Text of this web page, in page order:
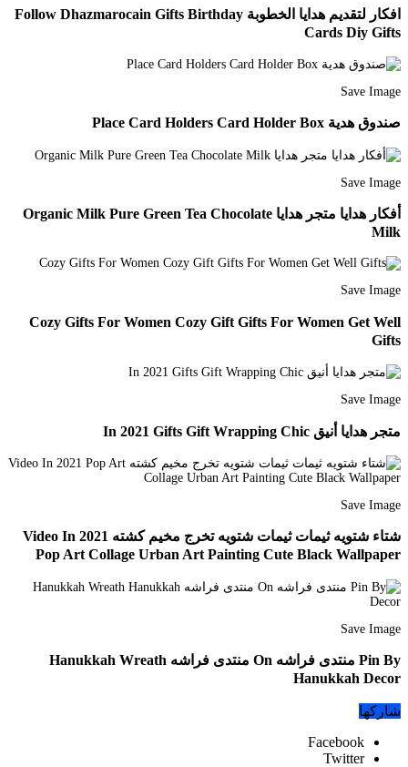
افكار لتقديم هدايا الخطوبة Follow Dhazmarocain Gifts Birthday
Cards Diy Gifts
Save Image
صندوق هدية Place Card Holders Card Holder Box
Save Image
أفكار هدايا متجر هدايا Organic Milk Pure Green Tea Chocolate
Milk
Save Image
Cozy Gifts For Women Cozy Gift Gifts For Women Get Well
Gifts
Save Image
متجر هدايا أنيق In 2021 Gifts Gift Wrapping Chic
Save Image
شتاء شتويه ثيمات ثيمات شتويه تخرج مخيم كشته Video In 2021
Pop Art Collage Urban Art Painting Cute Black Wallpaper
Save Image
Pin By منتدى فراشه On منتدى فراشه Hanukkah Wreath
Hanukkah Decor
شاركها
Facebook
Twitter